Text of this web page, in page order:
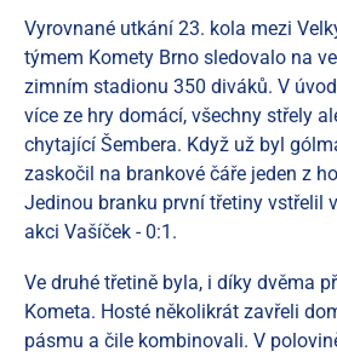
Vyrovnané utkání 23. kola mezi
týmem Komety Brno sledovalo na
zimním stadionu 350 diváků. V
více ze hry domácí, všechny střely
chytající Šembera. Když už byl
zaskočil na brankové čáře jeden z
Jedinou branku první třetiny vstřelil
akci Vašíček - 0:1.
Ve druhé třetině byla, i díky dvěma
Kometa. Hosté několikrát zavřeli
pásmu a čile kombinovali. V